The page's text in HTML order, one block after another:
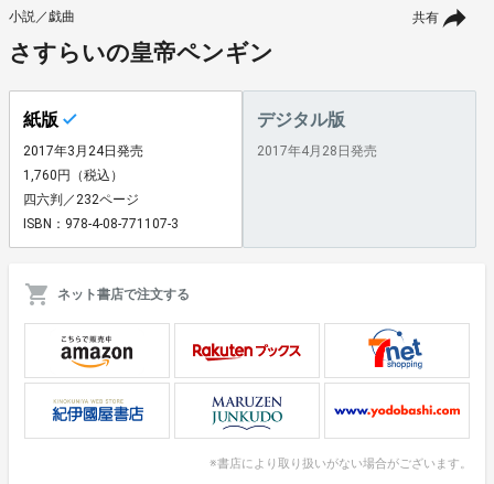
共有
小説／戯曲
さすらいの皇帝ペンギン
紙版
2017年3月24日発売
1,760円（税込）
四六判／232ページ
ISBN：978-4-08-771107-3
デジタル版
2017年4月28日発売
ネット書店で注文する
※書店により取り扱いがない場合がございます。